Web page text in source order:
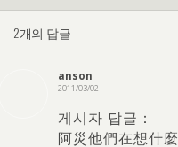
2개의 답글
anson
2011/03/02
게시자 답글：
阿災他們在想什麼